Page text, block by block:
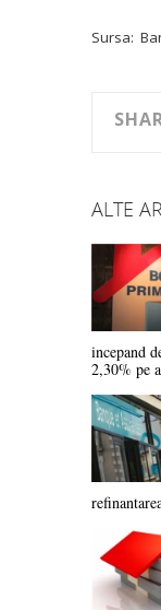
Sursa:
ALTE
incepand
2,30% pe